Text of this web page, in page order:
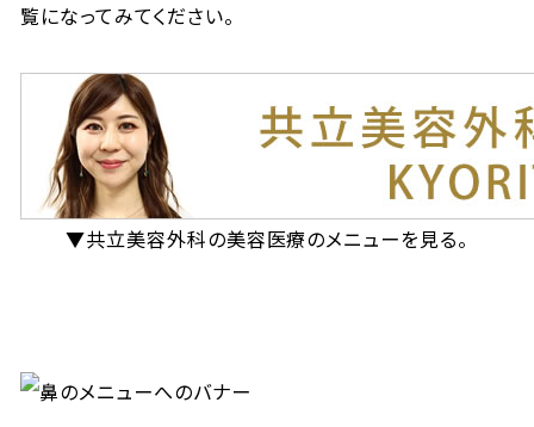
覧になってみてください。
▼共立美容外科の美容医療のメニューを見る。